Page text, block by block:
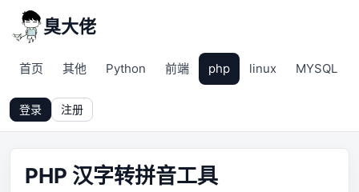
臭大佬
首页 其他 Python 前端 php linux MYSQL
登录 注册
PHP 汉字转拼音工具